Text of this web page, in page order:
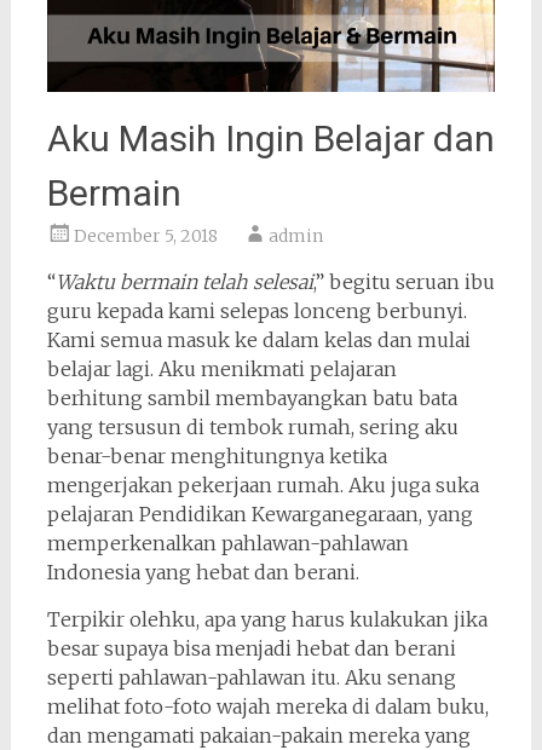
Aku Masih Ingin Belajar dan
Bermain
December 5, 2018 admin
“Waktu bermain telah selesai,” begitu seruan ibu
guru kepada kami selepas lonceng berbunyi.
Kami semua masuk ke dalam kelas dan mulai
belajar lagi. Aku menikmati pelajaran
berhitung sambil membayangkan batu bata
yang tersusun di tembok rumah, sering aku
benar-benar menghitungnya ketika
mengerjakan pekerjaan rumah. Aku juga suka
pelajaran Pendidikan Kewarganegaraan, yang
memperkenalkan pahlawan-pahlawan
Indonesia yang hebat dan berani.
Terpikir olehku, apa yang harus kulakukan jika
besar supaya bisa menjadi hebat dan berani
seperti pahlawan-pahlawan itu. Aku senang
melihat foto-foto wajah mereka di dalam buku,
dan mengamati pakaian-pakain mereka yang